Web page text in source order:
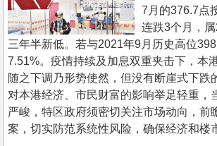
业
手
册
关
於
我
们
7月的376.7点
连跌3个月，
三年半新低。若与2021年9月历史高位
7.51%。疫情持续及加息双重夹击下，本
随之下调乃形势使然，但没有断崖式下跌
对本港经济、市民财富的影响举足轻重，
严峻，特区政府须密切关注市场动向，前
案，切实防范系统性风险，确保经济和楼